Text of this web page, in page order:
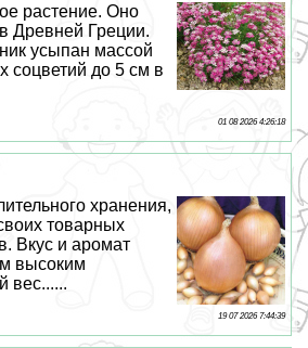
растение. Оно
Древней Греции.
усыпан массой
соцветий до 5 см в
01 08 2026 4:26:18
хранения,
товарных
Вкус и аромат
высоким
вес......
19 07 2026 7:44:39